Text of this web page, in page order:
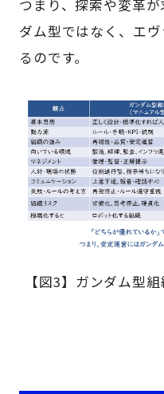
つまり、探索や変革
ダム型ではなく、エ
るのです。
【図3】ガンダム型